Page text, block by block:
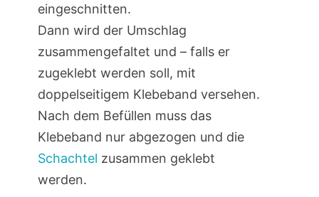
eingeschnitten.
Dann wird der Umschlag
zusammengefaltet und – falls er
zugeklebt werden soll, mit
doppelseitigem Klebeband versehen.
Nach dem Befüllen muss das
Klebeband nur abgezogen und die
Schachtel zusammen geklebt
werden.